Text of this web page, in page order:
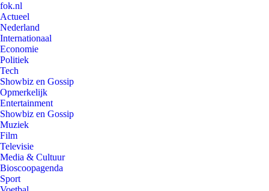
fok.nl
Actueel
Nederland
Internationaal
Economie
Politiek
Tech
Showbiz en Gossip
Opmerkelijk
Entertainment
Showbiz en Gossip
Muziek
Film
Televisie
Media & Cultuur
Bioscoopagenda
Sport